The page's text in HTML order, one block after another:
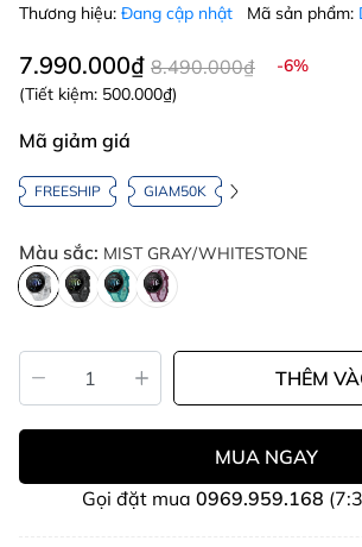
Thương hiệu: Đang cập nhật Mã sản phẩm:
7.990.000₫ 8.490.000₫
-6%
(Tiết kiệm: 500.000₫)
Mã giảm giá
FREESHIP GIAM50K
Màu sắc: MIST GRAY/WHITESTONE
THÊM
MUA NGAY
Gọi đặt mua 0969.959.168